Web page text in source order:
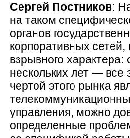
Сергей Постников:
на таком
органов
корпоративных сетей,
взрывного
нескольких лет —
чертой этого рынка
управления, можно
определенные